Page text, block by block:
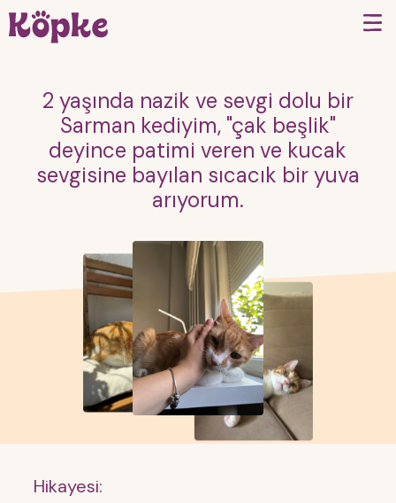
2 yaşında nazik ve sevgi dolu bir
Sarman kediyim, "çak beşlik"
deyince patimi veren ve kucak
sevgisine bayılan sıcacık bir yuva
arıyorum.
Hikayesi: